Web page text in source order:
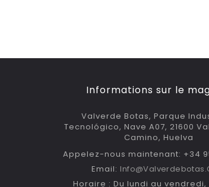
Informations sur le
Valverde Botas, Parque
Tecnológico, Nave A07, 21600
Camino, Huelva
Appelez-nous maintenant: +34
Email:
Horaire : Du lundi au vendredi,